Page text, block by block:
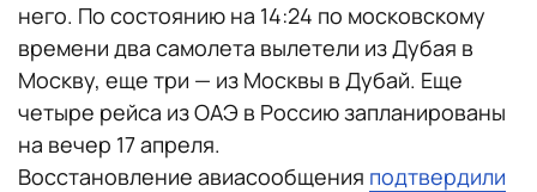
него. По состоянию на 14:24 по московскому
времени два самолета вылетели из Дубая в
Москву, еще три — из Москвы в Дубай. Еще
четыре рейса из ОАЭ в Россию запланированы
на вечер 17 апреля.
Восстановление авиасообщения подтвердили